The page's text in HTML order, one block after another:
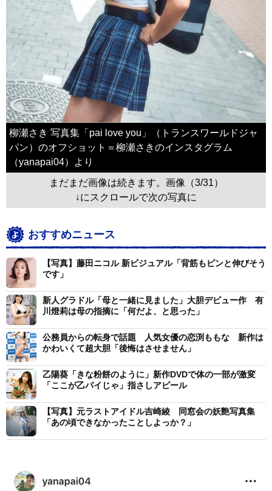
柳瀬さき 写真集「pai love you」（トランスワールドジャ
パン）のオフショット＝柳瀬さきのインスタグラム
（yanapai04）より
まだまだ画像は続きます。画像（3/31）
↓にスクロールで次の写真に
おすすめニュース
【写真】藤田ニコル 新ビジュアル「背筋もピンと伸びそう
です」
新人グラドル「母と一緒に見ました」大胆デビュー作 有
川燈莉は母の指摘に「何だよ、と思った」
公務員からの転身で話題 人気女優の恋渕ももな 新作は
かわいくて超大胆「後悔はさせません」
乙陽葵「きな粉餅のように」新作DVDで体の一部が激変
「ここが乙パイじゃ」指さしアピール
【写真】元ラストアイドル吉崎綾 同窓会の妖艶写真集
「あの頃できなかったことしよっか？」